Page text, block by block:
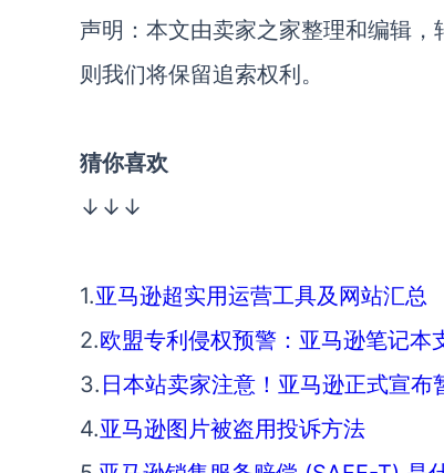
声明：本文由卖家之家整理和编辑
则我们将保留追索权利。
猜你喜欢
↓↓↓
1.亚马逊超实用运营工具及网站汇总
2.欧盟专利侵权预警：亚马逊笔记本
3. 日本站卖家注意！亚马逊正式宣
4.亚马逊图片被盗用投诉方法